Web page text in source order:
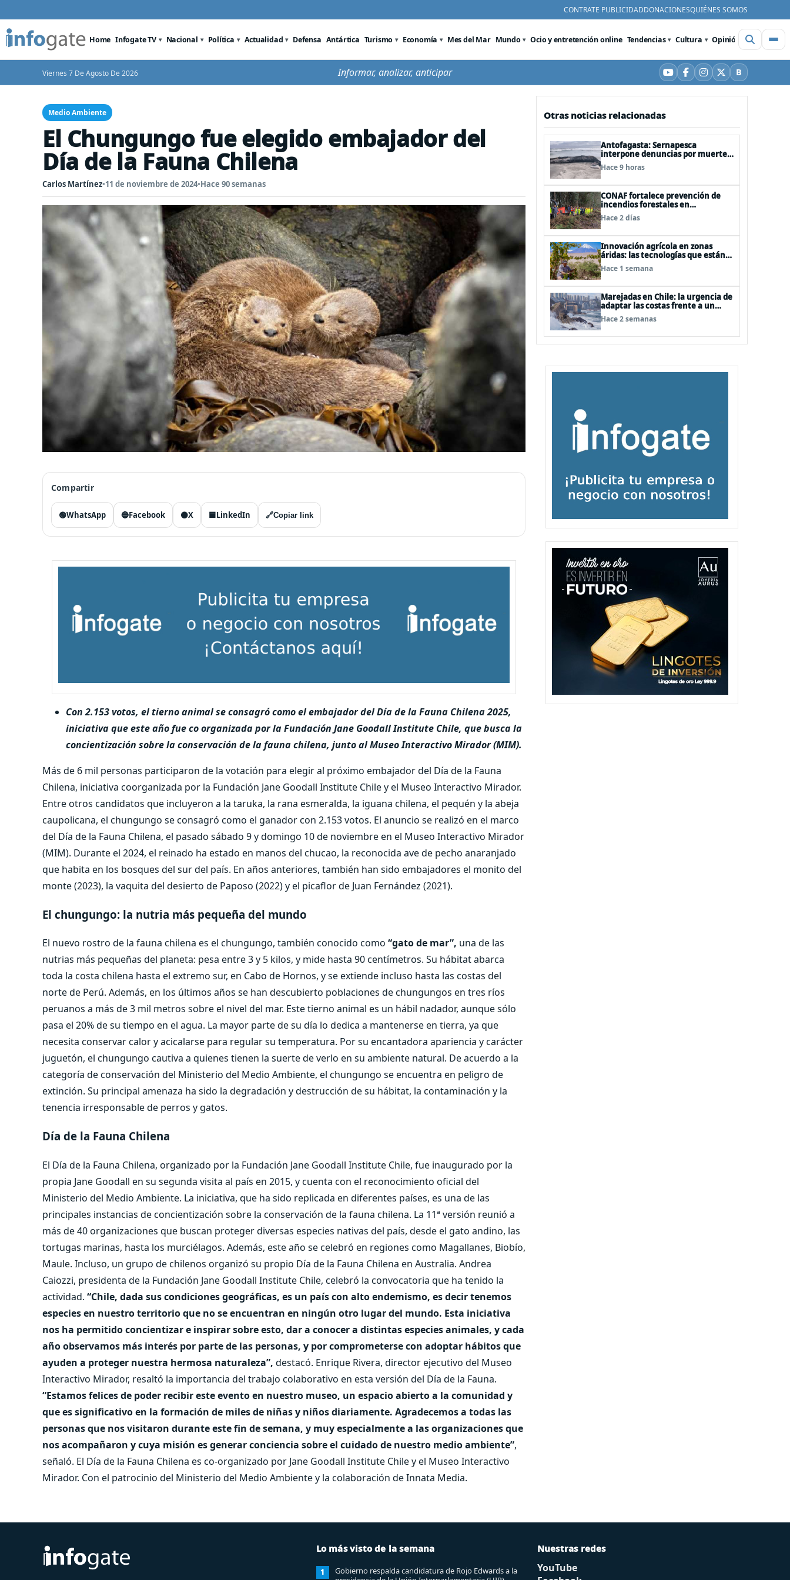
CONTRATE PUBLICIDADDONACIONESQUIÉNES SOMOS
Home Infogate TV Nacional Política Actualidad Defensa Antártica Turismo Economía Mes del Mar Mundo Ocio y entretención online Tendencias Cultura Opinión Videos
Viernes 7 De Agosto De 2026 Informar, analizar, anticipar YouTube
Facebook
Instagram
X BBluesky
Medio Ambiente
El Chungungo fue elegido embajador del
Día de la Fauna Chilena
Carlos Martínez•11 de noviembre de 2024•Hace 90 semanas
Compartir
🟢WhatsApp 🔵Facebook ⚫X 🟦LinkedIn 🔗Copiar link
Con 2.153 votos, el tierno animal se consagró como el embajador del Día de la Fauna Chilena 2025,
iniciativa que este año fue co organizada por la Fundación Jane Goodall Institute Chile, que busca la
concientización sobre la conservación de la fauna chilena, junto al Museo Interactivo Mirador (MIM).
Más de 6 mil personas participaron de la votación para elegir al próximo embajador del Día de la Fauna
Chilena, iniciativa coorganizada por la Fundación Jane Goodall Institute Chile y el Museo Interactivo Mirador.
Entre otros candidatos que incluyeron a la taruka, la rana esmeralda, la iguana chilena, el pequén y la abeja
caupolicana, el chungungo se consagró como el ganador con 2.153 votos. El anuncio se realizó en el marco
del Día de la Fauna Chilena, el pasado sábado 9 y domingo 10 de noviembre en el Museo Interactivo Mirador
(MIM). Durante el 2024, el reinado ha estado en manos del chucao, la reconocida ave de pecho anaranjado
que habita en los bosques del sur del país. En años anteriores, también han sido embajadores el monito del
monte (2023), la vaquita del desierto de Paposo (2022) y el picaflor de Juan Fernández (2021).
El chungungo: la nutria más pequeña del mundo
El nuevo rostro de la fauna chilena es el chungungo, también conocido como “gato de mar”, una de las
nutrias más pequeñas del planeta: pesa entre 3 y 5 kilos, y mide hasta 90 centímetros. Su hábitat abarca
toda la costa chilena hasta el extremo sur, en Cabo de Hornos, y se extiende incluso hasta las costas del
norte de Perú. Además, en los últimos años se han descubierto poblaciones de chungungos en tres ríos
peruanos a más de 3 mil metros sobre el nivel del mar. Este tierno animal es un hábil nadador, aunque sólo
pasa el 20% de su tiempo en el agua. La mayor parte de su día lo dedica a mantenerse en tierra, ya que
necesita conservar calor y acicalarse para regular su temperatura. Por su encantadora apariencia y carácter
juguetón, el chungungo cautiva a quienes tienen la suerte de verlo en su ambiente natural. De acuerdo a la
categoría de conservación del Ministerio del Medio Ambiente, el chungungo se encuentra en peligro de
extinción. Su principal amenaza ha sido la degradación y destrucción de su hábitat, la contaminación y la
tenencia irresponsable de perros y gatos.
Día de la Fauna Chilena
El Día de la Fauna Chilena, organizado por la Fundación Jane Goodall Institute Chile, fue inaugurado por la
propia Jane Goodall en su segunda visita al país en 2015, y cuenta con el reconocimiento oficial del
Ministerio del Medio Ambiente. La iniciativa, que ha sido replicada en diferentes países, es una de las
principales instancias de concientización sobre la conservación de la fauna chilena. La 11ª versión reunió a
más de 40 organizaciones que buscan proteger diversas especies nativas del país, desde el gato andino, las
tortugas marinas, hasta los murciélagos. Además, este año se celebró en regiones como Magallanes, Biobío,
Maule. Incluso, un grupo de chilenos organizó su propio Día de la Fauna Chilena en Australia. Andrea
Caiozzi, presidenta de la Fundación Jane Goodall Institute Chile, celebró la convocatoria que ha tenido la
actividad. “Chile, dada sus condiciones geográficas, es un país con alto endemismo, es decir tenemos
especies en nuestro territorio que no se encuentran en ningún otro lugar del mundo. Esta iniciativa
nos ha permitido concientizar e inspirar sobre esto, dar a conocer a distintas especies animales, y cada
año observamos más interés por parte de las personas, y por comprometerse con adoptar hábitos que
ayuden a proteger nuestra hermosa naturaleza”, destacó. Enrique Rivera, director ejecutivo del Museo
Interactivo Mirador, resaltó la importancia del trabajo colaborativo en esta versión del Día de la Fauna.
“Estamos felices de poder recibir este evento en nuestro museo, un espacio abierto a la comunidad y
que es significativo en la formación de miles de niñas y niños diariamente. Agradecemos a todas las
personas que nos visitaron durante este fin de semana, y muy especialmente a las organizaciones que
nos acompañaron y cuya misión es generar conciencia sobre el cuidado de nuestro medio ambiente”,
señaló. El Día de la Fauna Chilena es co-organizado por Jane Goodall Institute Chile y el Museo Interactivo
Mirador. Con el patrocinio del Ministerio del Medio Ambiente y la colaboración de Innata Media.
Otras noticias relacionadas
Antofagasta: Sernapesca
interpone denuncias por muerte
de ballena jorobada y maltrato a
lobos marinos
Hace 9 horas
CONAF fortalece prevención de
incendios forestales en
comunidades de Temuco y
Galvarino
Hace 2 días
Innovación agrícola en zonas
áridas: las tecnologías que están
transformando el desierto de
Atacama
Hace 1 semana
Marejadas en Chile: la urgencia de
adaptar las costas frente a un
entorno cada vez más desafiante
Hace 2 semanas
Lo más visto de la semana
1
Gobierno respalda candidatura de Rojo Edwards a la
Nuestras redes
YouTube